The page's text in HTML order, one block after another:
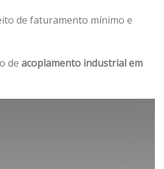
de faturamento mínimo e
de acoplamento industrial em